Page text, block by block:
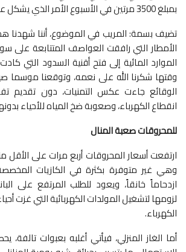
بمبلغ 3500 مرتين في الأسبوع الأمر الذي يشكل عبئاً مالياً إضافياً عليها.
تضيف بسمة: المريب في الموضوع، أننا شهدنا
الأمطار التي رافقت العواصف المتتابعة على
الموارد المائية إلى فتح أقنية السدود التي
وقتها شكرنا الله على نعمه، وتوقعنا موسما
الوقائع جاءت عكس التمنيات، دون تقديم
انقطاع الكهرباء، وصعوبة ضخ المياه للأحياء
للمحروقات صعبة المنال
ارتفعت أسعار المحروقات أربع مرات على الأقل
وهي غير متوفرة بكثرة في الكازيات
ازدحاماً خانقاً، ويعود للطلب المرتفع على
لزومها لتشغيل المولدات الكهربائية التي غزت
الكهرباء.
أما الغاز المنزلي، فيأتي أغلبه بعبوات تالفة،